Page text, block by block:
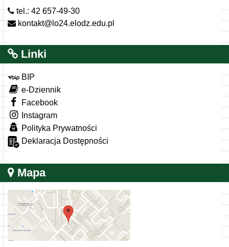
tel.: 42 657-49-30
kontakt@lo24.elodz.edu.pl
Linki
BIP
e-Dziennik
Facebook
Instagram
Polityka Prywatności
Deklaracja Dostępności
Mapa